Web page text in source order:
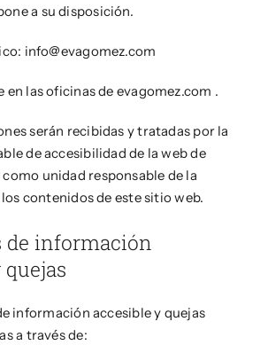
a su disposición.
info@evagomez.com
en las oficinas de evagomez.com .
serán recibidas y tratadas por la
de accesibilidad de la web de
unidad responsable de la
contenidos de este sitio web.
de información
información accesible y quejas
a través de: